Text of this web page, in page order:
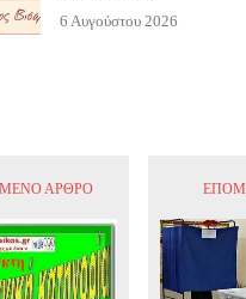
6 Αυγούστου 2026
ΆΡΘΡΟ